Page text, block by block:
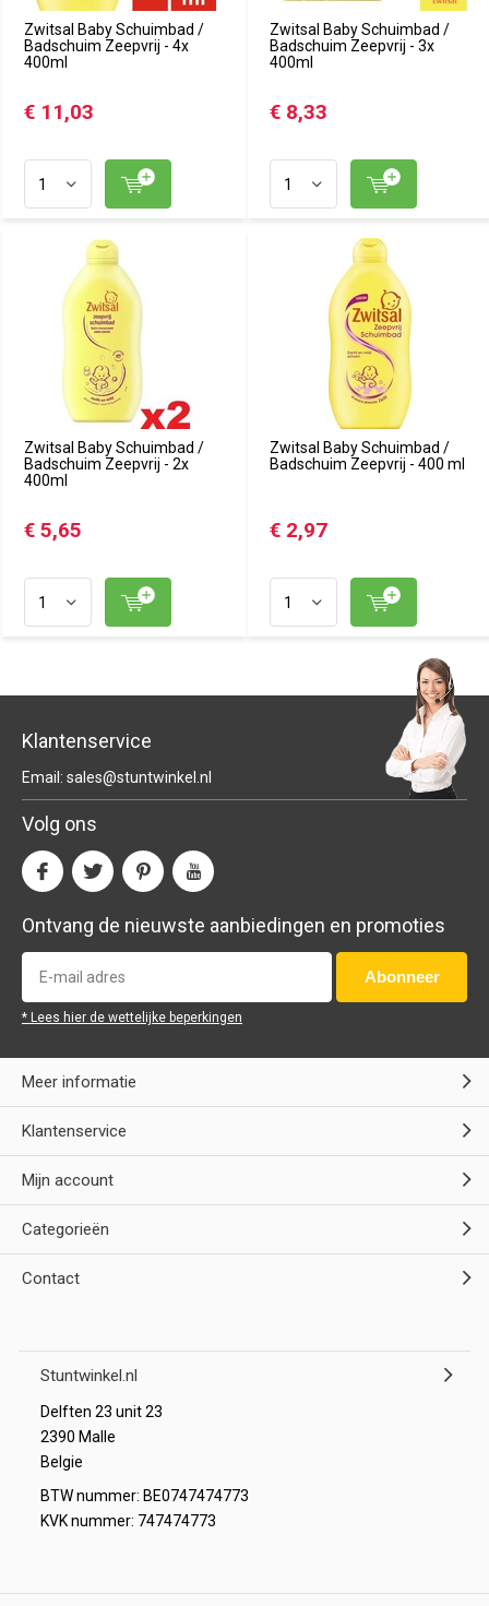
Zwitsal Baby Schuimbad /
Badschuim Zeepvrij - 4x
400ml
€ 11,03
Zwitsal Baby Schuimbad /
Badschuim Zeepvrij - 3x
400ml
€ 8,33
Zwitsal Baby Schuimbad /
Badschuim Zeepvrij - 2x
400ml
€ 5,65
Zwitsal Baby Schuimbad /
Badschuim Zeepvrij - 400 ml
€ 2,97
Klantenservice
Email: sales@stuntwinkel.nl
Volg ons
Ontvang de nieuwste aanbiedingen en promoties
Abonneer
* Lees hier de wettelijke beperkingen
Meer informatie
Klantenservice
Mijn account
Categorieën
Contact
Stuntwinkel.nl
Delften 23 unit 23
2390 Malle
Belgie
BTW nummer: BE0747474773
KVK nummer: 747474773